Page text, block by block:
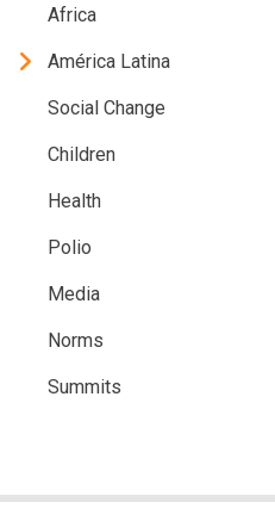
Africa
América Latina
Social Change
Children
Health
Polio
Media
Norms
Summits